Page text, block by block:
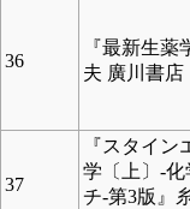
36
『最新生
夫 廣川書店
37
『スタイ
学〔上〕‐
チ‐第3版』